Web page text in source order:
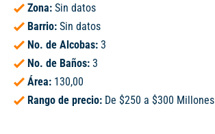
Zona: Sin datos
Barrio: Sin datos
No. de Alcobas: 3
No. de Baños: 3
Área: 130,00
Rango de precio: De $250 a $300 Millones